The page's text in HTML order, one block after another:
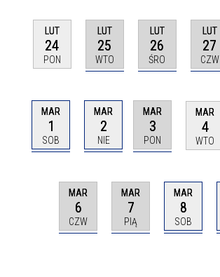
LUT
24
PON
LUT
25
WTO
LUT
26
ŚRO
LUT
27
CZW
MAR
1
SOB
MAR
2
NIE
MAR
3
PON
MAR
4
WTO
MAR
6
CZW
MAR
7
PIĄ
MAR
8
SOB